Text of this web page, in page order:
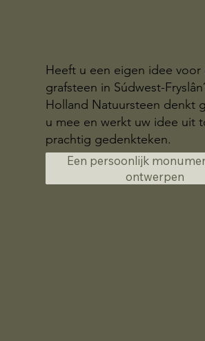
Heeft u een eigen idee voor
grafsteen in Súdwest-
Holland Natuursteen denkt
u mee en werkt uw idee uit
prachtig gedenkteken.
Een persoonlijk
ontwerpen